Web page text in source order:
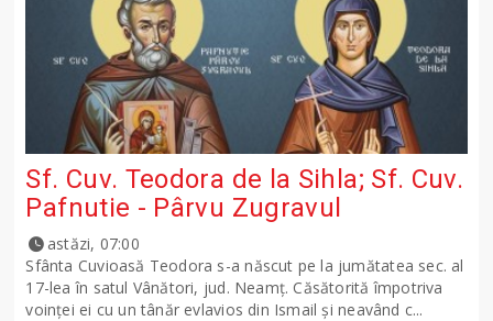
Sf. Cuv. Teodora de la Sihla; Sf. Cuv.
Pafnutie - Pârvu Zugravul
astăzi, 07:00
Sfânta Cuvioasă Teodora s-a născut pe la jumătatea sec. al
17-lea în satul Vânători, jud. Neamţ. Căsătorită împotriva
voinţei ei cu un tânăr evlavios din Ismail şi neavând c...